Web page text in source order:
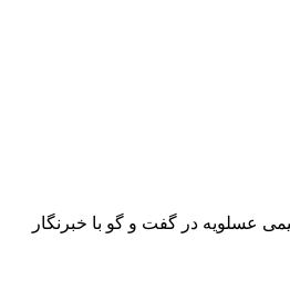
عسلویه در گفت و گو با خبرنگار